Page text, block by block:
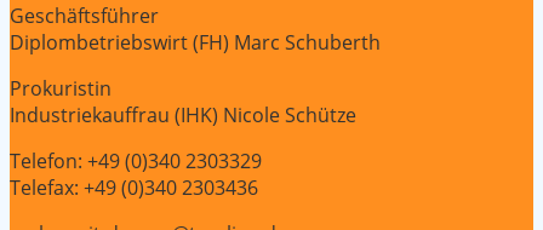
Geschäftsführer
Diplombetriebswirt (FH) Marc Schuberth
Prokuristin
Industriekauffrau (IHK) Nicole Schütze
Telefon: +49 (0)340 2303329
Telefax: +49 (0)340 2303436